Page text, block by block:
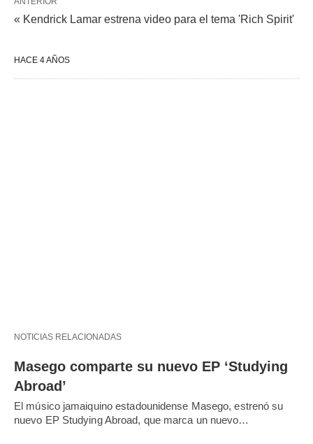
« Kendrick Lamar estrena video para el tema 'Rich Spirit'
HACE 4 AÑOS
NOTICIAS RELACIONADAS
Masego comparte su nuevo EP ‘Studying
Abroad’
El músico jamaiquino estadounidense Masego, estrenó su
nuevo EP Studying Abroad, que marca un nuevo…